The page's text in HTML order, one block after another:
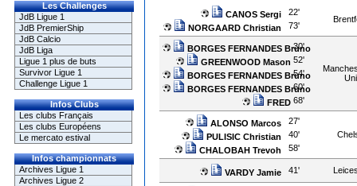
Les Challenges
JdB Ligue 1
JdB PremierShip
JdB Calcio
JdB Liga
Ligue 1 plus de buts
Survivor Ligue 1
Challenge Ligue 1
Infos Clubs
Les clubs Français
Les clubs Européens
Le mercato estival
Infos championnats
Archives Ligue 1
Archives Ligue 2
CANOS Sergi
22'
NORGAARD Christian
73'
BORGES FERNANDES Bruno
30'
GREENWOOD Mason 52'
BORGES FERNANDES Bruno
54'
BORGES FERNANDES Bruno
60'
FRED 68'
ALONSO Marcos
27'
PULISIC Christian
40'
CHALOBAH Trevoh
58'
VARDY Jamie 41'